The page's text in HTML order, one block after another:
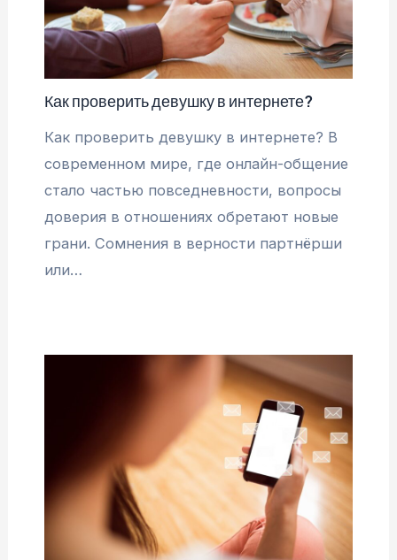
Как проверить девушку в интернете?
Как проверить девушку в интернете? В
современном мире, где онлайн-общение
стало частью повседневности, вопросы
доверия в отношениях обретают новые
грани. Сомнения в верности партнёрши
или…